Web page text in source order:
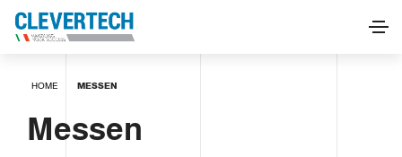
HOME MESSEN
Messen